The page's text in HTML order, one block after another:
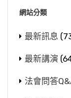
網站分類
最新訊息
最新講演
法會問答